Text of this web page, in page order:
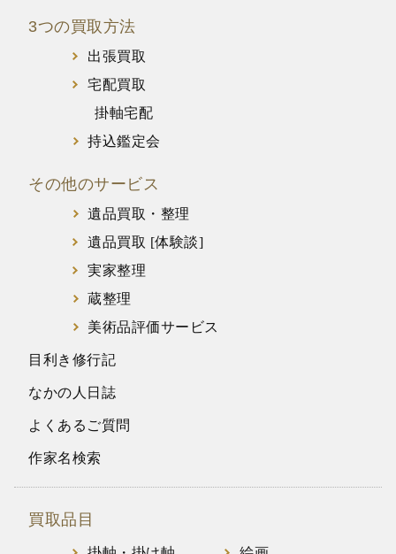
3つの買取方法
出張買取
宅配買取
掛軸宅配
持込鑑定会
その他のサービス
遺品買取・整理
遺品買取 [体験談]
実家整理
蔵整理
美術品評価サービス
目利き修行記
なかの人日誌
よくあるご質問
作家名検索
買取品目